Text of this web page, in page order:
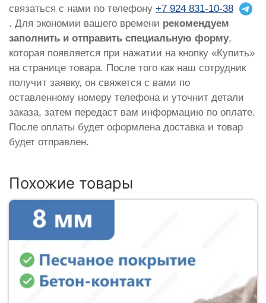
связаться с нами по телефону +7 924 831-10-38
. Для экономии вашего времени рекомендуем
заполнить и отправить специальную форму,
которая появляется при нажатии на кнопку «Купить»
на странице товара. После того как наш сотрудник
получит заявку, он свяжется с вами по
оставленному номеру телефона и уточнит детали
заказа, затем передаст вам информацию по оплате.
После оплаты будет оформлена доставка и товар
будет отправлен.
Похожие товары